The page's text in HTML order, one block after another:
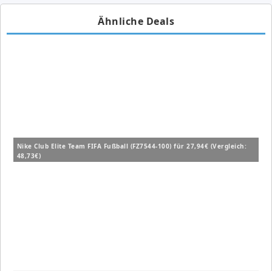
Ähnliche Deals
Nike Club Elite Team FIFA Fußball (FZ7544-100) für 27,94€ (Vergleich:
48,73€)